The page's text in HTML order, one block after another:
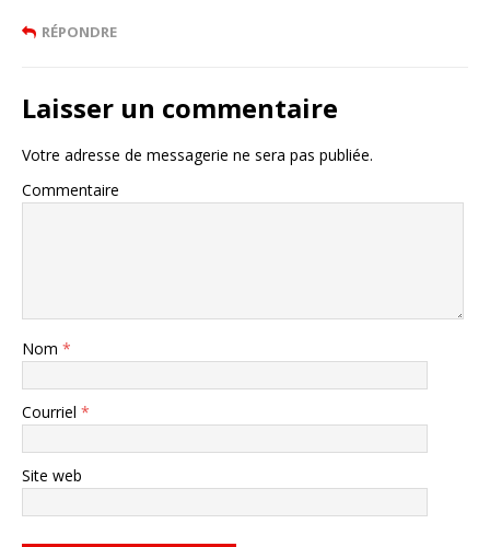
RÉPONDRE
Laisser un commentaire
Votre adresse de messagerie ne sera pas publiée.
Commentaire
Nom *
Courriel *
Site web